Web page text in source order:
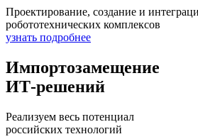
Проектирование, создание и
робототехнических комплексов
узнать подробнее
Импортозамещение
ИТ-решений
Реализуем весь потенциал
российских технологий